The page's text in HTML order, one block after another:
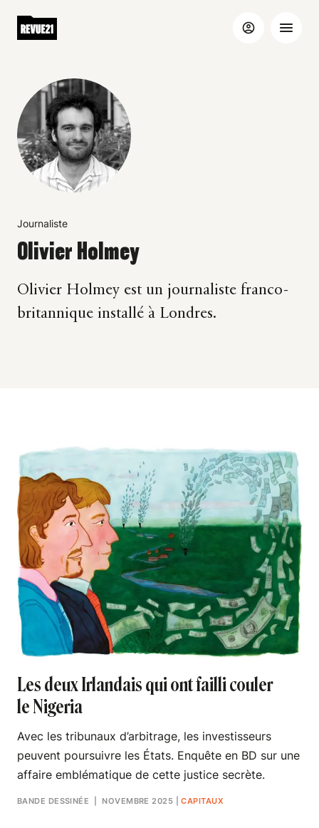
Journaliste
Olivier Holmey
Olivier Holmey est un journaliste franco-
britannique installé à Londres.
Les deux Irlandais qui ont failli couler
le Nigeria
Avec les tribunaux d’arbitrage, les investisseurs
peuvent poursuivre les États. Enquête en BD sur une
affaire emblématique de cette justice secrète.
BANDE DESSINÉE | NOVEMBRE 2025 |CAPITAUX